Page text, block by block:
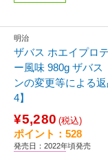
明治
ザバス ホエイプロ
ー風味 980g ザバス
ンの変更等による
4】
¥5,280 (税込)
ポイント：528
発売日：2022年頃発売